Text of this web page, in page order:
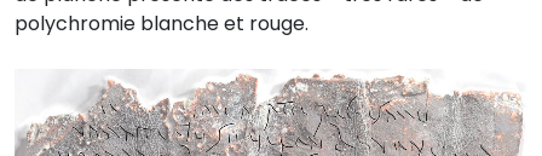
polychromie blanche et rouge.